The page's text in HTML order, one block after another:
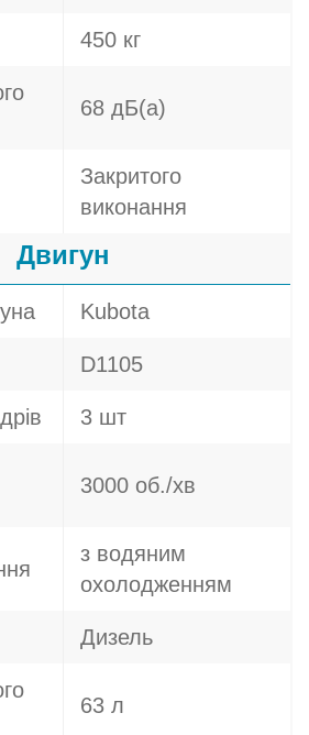
450 кг
68 дБ(а)
Закритого
виконання
Двигун
Kubota
D1105
3 шт
3000 об./хв
з водяним
охолодженням
Дизель
63 л